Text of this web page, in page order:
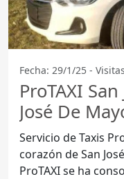
Fecha: 29/1/25 -
ProTAXI
José De
Servicio de Taxis
corazón de San
ProTAXI se ha